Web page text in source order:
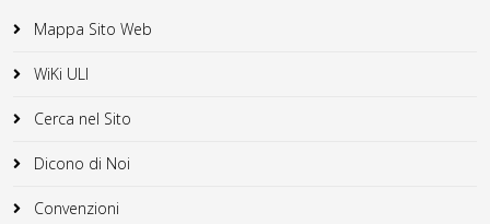
Mappa Sito Web
WiKi ULI
Cerca nel Sito
Dicono di Noi
Convenzioni